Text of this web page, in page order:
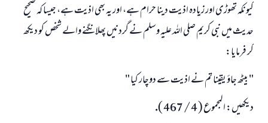
كيونكہ تھوڑى اور زيادہ اذيت دينا حرام ہے، اور يہ بھى اذيت ہے، جيسا كہ صحيح
حديث ميں نبى كريم صلى اللہ عليہ وسلم نے گردنيں پھلانگنے والے شخص كو ديكھ
كر فرمايا:
" بيٹھ جاؤ يقينا تم نے اذيت سے دوچار كيا "
ديكھيں: المجموع ( 4 / 467 ).